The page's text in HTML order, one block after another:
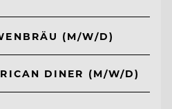
(M/W/D)
DINER (M/W/D)